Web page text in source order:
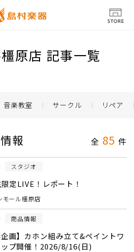
原店 記事一覧
音楽教室 サークル リペア
報 全 85 件
スタジオ
定LIVE！レポート！
モール橿原店
商品情報
企画】カホン組み立て&ペイントワ
プ開催！2026/8/16(日)